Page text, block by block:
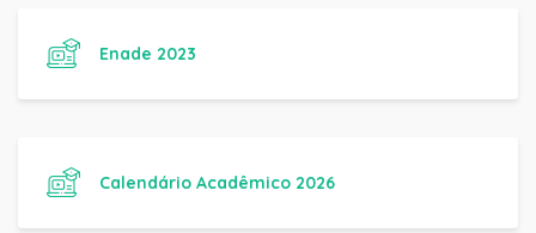
Enade 2023
Calendário Acadêmico 2026